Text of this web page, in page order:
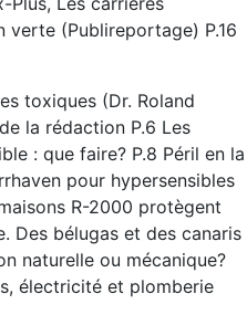
verte (Publireportage) P.16
toxiques (Dr. Roland
la rédaction P.6 Les
: que faire? P.8 Péril en la
pour hypersensibles
R-2000 protègent
Des bélugas et des canaris
naturelle ou mécanique?
électricité et plomberie